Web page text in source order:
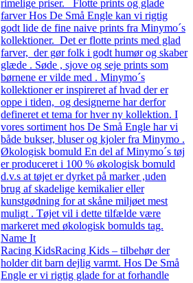
rimelige priser. Flotte prints og glade
farver Hos De Små Engle kan vi rigtig
godt lide de fine naive prints fra Minymo´s
kollektioner. Det er flotte prints med glad
farver, der gør folk i godt humør og skaber
glæde . Søde , sjove og seje prints som
børnene er vilde med . Minymo´s
kollektioner er inspireret af hvad der er
oppe i tiden, og designerne har derfor
defineret et tema for hver ny kollektion. I
vores sortiment hos De Små Engle har vi
både bukser, bluser og kjoler fra Minymo .
Økologisk bomuld En del af Minymo´s tøj
er produceret i 100 % økologisk bomuld
d.v.s at tøjet er dyrket på marker ,uden
brug af skadelige kemikalier eller
kunstgødning for at skåne miljøet mest
muligt . Tøjet vil i dette tilfælde være
markeret med økologisk bomulds tag.
Name It
Racing KidsRacing Kids – tilbehør der
holder dit barn dejlig varmt. Hos De Små
Engle er vi rigtig glade for at forhandle